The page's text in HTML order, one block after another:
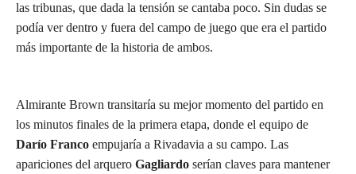
las tribunas, que dada la tensión se cantaba poco. Sin dudas se
podía ver dentro y fuera del campo de juego que era el partido
más importante de la historia de ambos.
Almirante Brown transitaría su mejor momento del partido en
los minutos finales de la primera etapa, donde el equipo de
Darío Franco empujaría a Rivadavia a su campo. Las
apariciones del arquero Gagliardo serían claves para mantener